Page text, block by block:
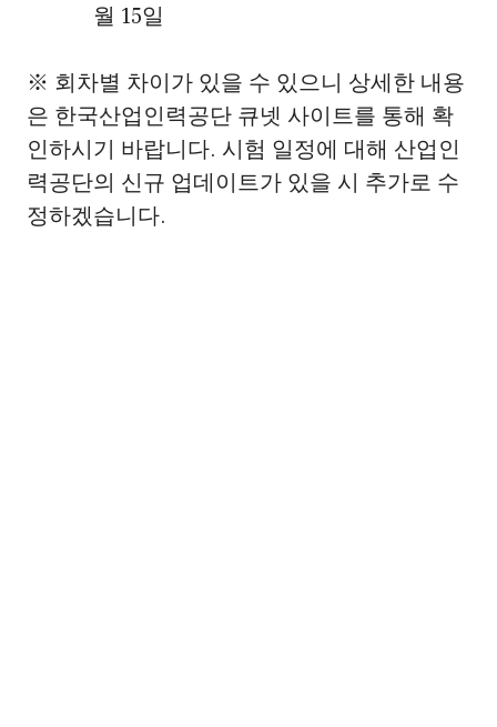
월 15일
※ 회차별 차이가 있을 수 있으니 상세한 내용
은 한국산업인력공단 큐넷 사이트를 통해 확
인하시기 바랍니다. 시험 일정에 대해 산업인
력공단의 신규 업데이트가 있을 시 추가로 수
정하겠습니다.